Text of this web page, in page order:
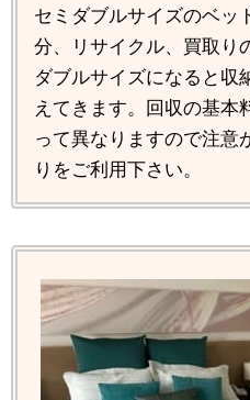
セミダブルサイズのベッ
分、リサイクル、買取り
ダブルサイズになると収
えてきます。回収の基本
って異なりますので注意
りをご利用下さい。